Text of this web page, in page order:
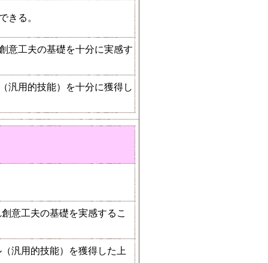
きる。
意工夫の基礎を十分に実感す
汎用的技能）を十分に獲得し
意工夫の基礎を実感するこ
汎用的技能）を獲得した上